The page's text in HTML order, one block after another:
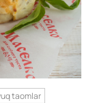
taomlar